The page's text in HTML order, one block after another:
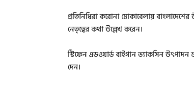
প্রতিনিধিরা করোনা মোকাবেলায়
নেতৃত্বের কথা উল্লেখ করেন।
স্টিফেন এডওয়ার্ড বাইগান ভ্যাকসিন
দেন।